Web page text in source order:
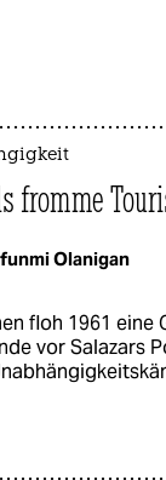
fromme
Olanigan
floh 1961 eine
vor Salazars